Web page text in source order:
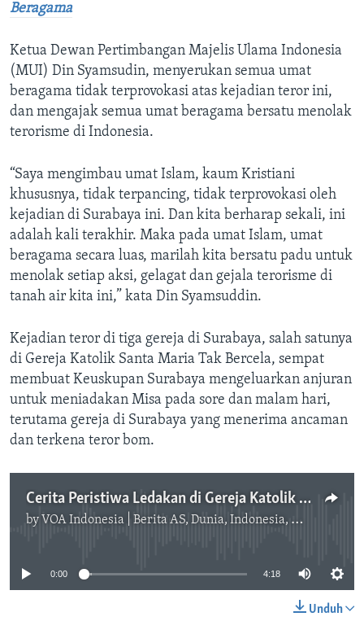
Beragama
Ketua Dewan Pertimbangan Majelis Ulama Indonesia
(MUI) Din Syamsudin, menyerukan semua umat
beragama tidak terprovokasi atas kejadian teror ini,
dan mengajak semua umat beragama bersatu menolak
terorisme di Indonesia.
“Saya mengimbau umat Islam, kaum Kristiani
khususnya, tidak terpancing, tidak terprovokasi oleh
kejadian di Surabaya ini. Dan kita berharap sekali, ini
adalah kali terakhir. Maka pada umat Islam, umat
beragama secara luas, marilah kita bersatu padu untuk
menolak setiap aksi, gelagat dan gejala terorisme di
tanah air kita ini,” kata Din Syamsuddin.
Kejadian teror di tiga gereja di Surabaya, salah satunya
di Gereja Katolik Santa Maria Tak Bercela, sempat
membuat Keuskupan Surabaya mengeluarkan anjuran
untuk meniadakan Misa pada sore dan malam hari,
terutama gereja di Surabaya yang menerima ancaman
dan terkena teror bom.
Cerita Peristiwa Ledakan di Gereja Katolik Ngagel dan Seruan Menolak Terorisme
by VOA Indonesia | Berita AS, Dunia, Indonesia, Diaspora Indonesia di AS
No media source currently available
0:00 4:18
Unduh